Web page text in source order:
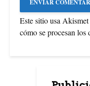
Este sitio usa
cómo se procesan los